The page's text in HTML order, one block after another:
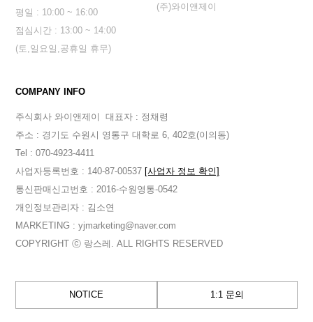
평일 : 10:00 ~ 16:00
점심시간 : 13:00 ~ 14:00
(토,일요일,공휴일 휴무)
(주)와이앤제이
COMPANY INFO
주식회사 와이앤제이
대표자 : 정채령
주소 : 경기도 수원시 영통구 대학로 6, 402호(이의동)
Tel : 070-4923-4411
사업자등록번호 : 140-87-00537 [사업자 정보 확인]
통신판매신고번호 : 2016-수원영통-0542
개인정보관리자 : 김소연
MARKETING : yjmarketing@naver.com
COPYRIGHT ⓒ 랑스레. ALL RIGHTS RESERVED
NOTICE 1:1 문의